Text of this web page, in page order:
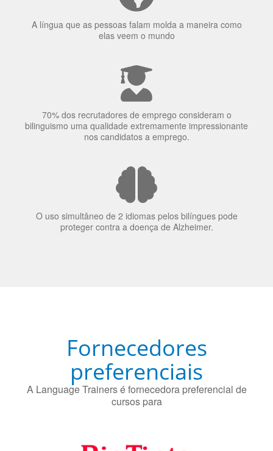
A língua que as pessoas falam molda a maneira como
70% dos recrutadores de emprego consideram o
bilinguismo uma qualidade extremamente impressionante
O uso simultâneo de 2 idiomas pelos bilíngues pode
Fornecedores
preferenciais
A Language Trainers é fornecedora preferencial de